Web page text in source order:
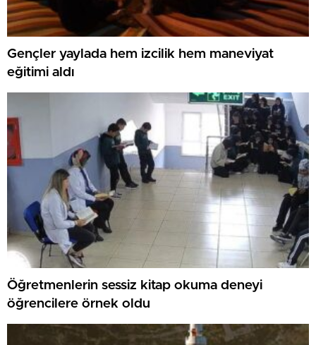
Gençler yaylada hem izcilik hem maneviyat
eğitimi aldı
Öğretmenlerin sessiz kitap okuma deneyi
öğrencilere örnek oldu